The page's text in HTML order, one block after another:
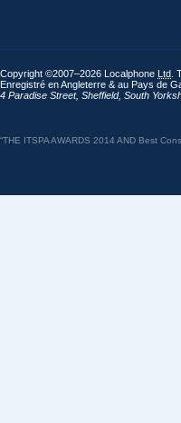
Copyright ©2007–2026 Localphone Ltd .
Enregistré en Angleterre & au Pays de
4 Paradise Street, Sheffield, South
“THE ITSPA AWARDS 2014 AND Best